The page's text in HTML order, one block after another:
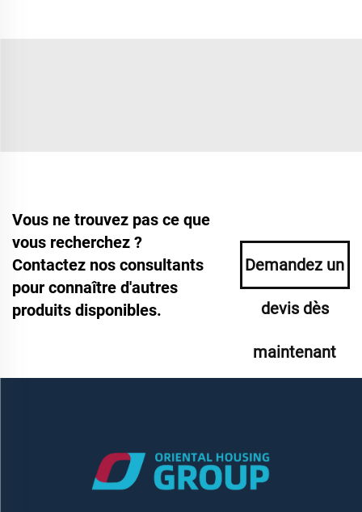
Vous ne trouvez pas ce que
vous recherchez ?
Contactez nos consultants
pour connaître d'autres
produits disponibles.
Demandez un
devis dès
maintenant